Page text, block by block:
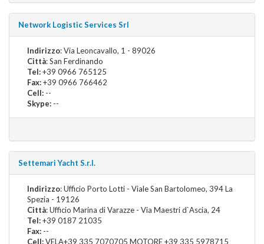
Network Logistic Services Srl
Indirizzo: Via Leoncavallo, 1 - 89026
Città: San Ferdinando
Tel:+39 0966 765125
Fax:+39 0966 766462
Cell: --
Skype: --
Settemari Yacht S.r.l.
Indirizzo: Ufficio Porto Lotti - Viale San Bartolomeo, 394 La
Spezia - 19126
Città: Ufficio Marina di Varazze - Via Maestri d`Ascia, 24
Tel:+39 0187 21035
Fax: --
Cell:VELA+39 335 7070705 MOTORE +39 335 5978715